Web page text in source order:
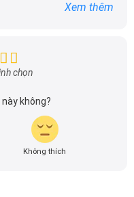
tô tại Việt Nam. Hãy
tin về thị trường ô tô
Xem thêm
chọn
không?
Không thích